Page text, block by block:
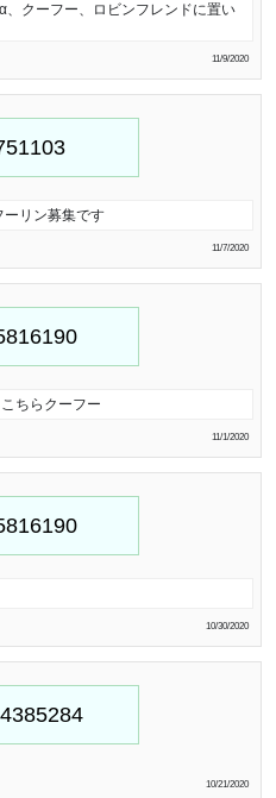
、クーフー、ロビンフレンドに置い
11/9/2020
ーリン募集です
11/7/2020
ちらクーフー
11/1/2020
10/30/2020
10/21/2020